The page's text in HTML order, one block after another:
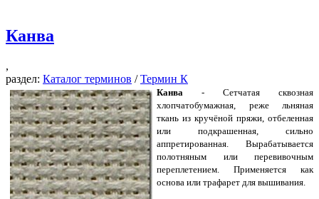
Канва
,
раздел: Каталог терминов /Термин К
Канва - Сетчатая сквозная
хлопчатобумажная, реже льняная
ткань из кручёной пряжи, отбеленная
или подкрашенная, сильно
аппретированная. Вырабатывается
полотняным или перевивочным
переплетением. Применяется как
основа или трафарет для вышивания.